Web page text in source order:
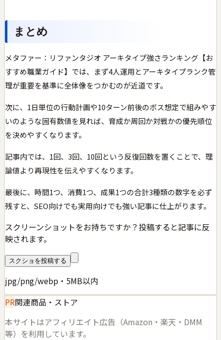
まとめ
メタファー：リファンタジオ アーキタイプ強さランキング【お
すすめ職業ガイド】では、まず4人運用とアーキタイプランク管
理が重要を基準に全体像をつかむのが近道です。
次に、1日単位の行動計画や10ターン前後のボス想定で組みやす
いのような固有数値を見れば、育成か周回か対戦かの優先順位
を決めやすくなります。
記事内では、1回、3回、10回という反復回数を置くことで、理
論値より再現性を伝えやすくなります。
最後に、時間1つ、消費1つ、成果1つの合計3種類の数字を必ず
残すと、SEO向けでも実用向けでも強い記事に仕上がります。
スクリーンショットをお持ちですか？投稿すると記事に反
映されます。
スクショを投稿する
jpg/png/webp・5MB以内
PR関連商品・ストア
本サイトはアフィリエイト広告（Amazon・楽天・DMM
等）を利用しています。